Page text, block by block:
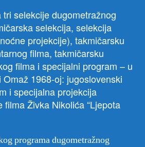
selekcije dugometražnog
selekcija, selekcija
projekcije), takmičarsku
filma, takmičarsku
filma i specijalni program – u
1968-oj: jugoslovenski
i specijalna projekcija
filma Živka Nikolića “Ljepota
programa dugometražnog